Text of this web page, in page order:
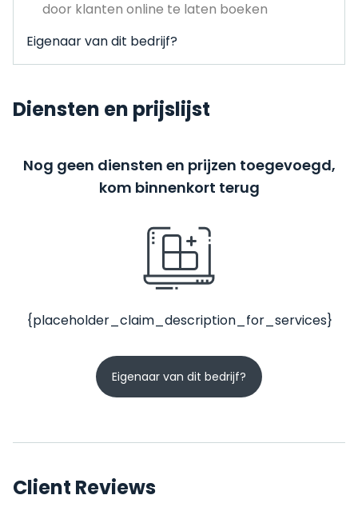
door klanten online te laten boeken
Eigenaar van dit bedrijf?
Diensten en prijslijst
Nog geen diensten en prijzen toegevoegd,
kom binnenkort terug
{placeholder_claim_description_for_services}
Eigenaar van dit bedrijf?
Client Reviews